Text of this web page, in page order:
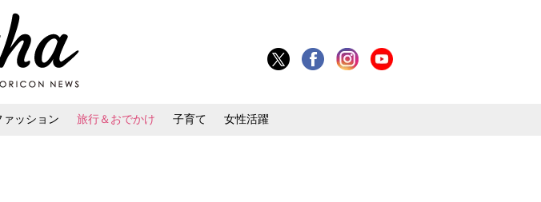
ァッション 旅行＆おでかけ 子育て 女性活躍